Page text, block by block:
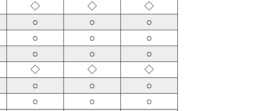
◇ ◇ ◇
○ ○ ○
○ ○ ○
○ ○ ○
◇ ◇ ◇
○ ○ ○
○ ○ ○